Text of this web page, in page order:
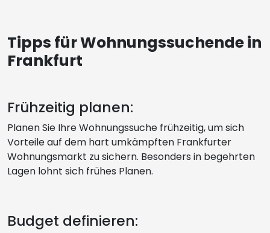
Tipps für Wohnungssuchende in
Frankfurt
Frühzeitig planen:
Planen Sie Ihre Wohnungssuche frühzeitig, um sich
Vorteile auf dem hart umkämpften Frankfurter
Wohnungsmarkt zu sichern. Besonders in begehrten
Lagen lohnt sich frühes Planen.
Budget definieren: